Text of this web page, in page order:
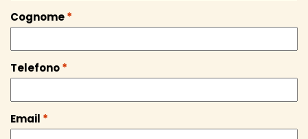
Cognome*
Telefono*
Email *